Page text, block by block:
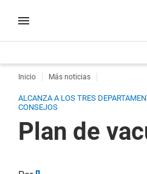
Inicio Más noticias
ALCANZA A LOS TRES
CONSEJOS
Plan de